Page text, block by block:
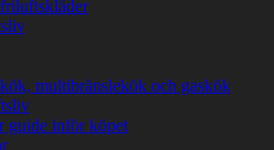
multibränslekök och gaskök
guide inför köpet